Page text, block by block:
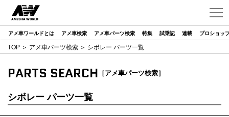
アメ車ワールドとは アメ車検索 アメ車パーツ検索 特集 試乗記 連載 プロショッ
TOP ＞ アメ車パーツ検索 ＞ シボレー パーツ一覧
PARTS SEARCH ［アメ車パーツ検索］
シボレー パーツ一覧